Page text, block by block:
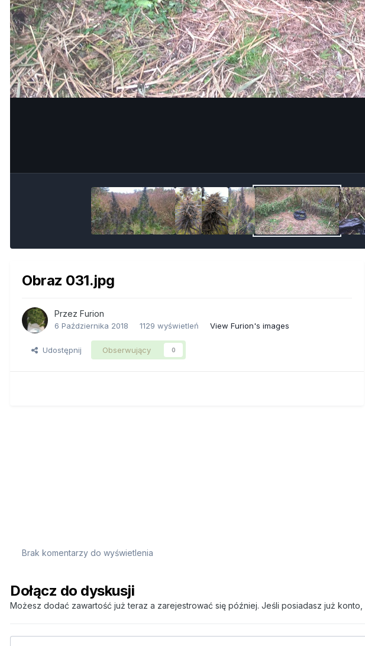
Obraz 031.jpg
Przez Furion
6 Października 2018 1129 wyświetleń View Furion's images
Udostępnij Obserwujący 0
Brak komentarzy do wyświetlenia
Dołącz do dyskusji
Możesz dodać zawartość już teraz a zarejestrować się później. Jeśli posiadasz już konto,